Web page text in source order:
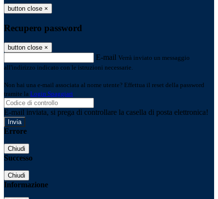
button close ×
Recupero password
button close ×
E-mail Verrà inviato un messaggio
all'indirizzo indicato con le istruzioni necessarie.
Non hai una e-mail associata al nome utente? Effettua il reset della password
tramite la Login Spaggiari
E-mail inviata, si prega di controllare la casella di posta elettronica!
Errore
Chiudi
Successo
Chiudi
Informazione